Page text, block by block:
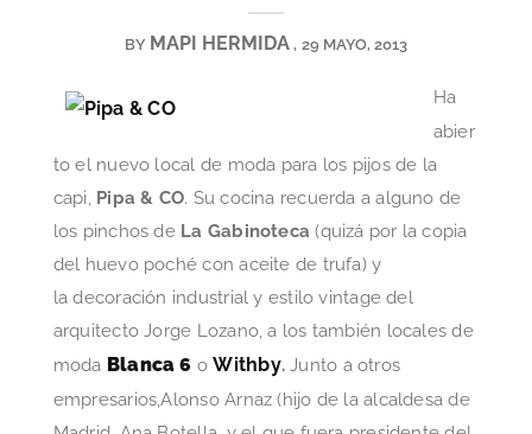
BY MAPI HERMIDA 29 MAYO, 2013
Ha
abier
to el nuevo local de moda para los pijos de la
capi, Pipa & CO. Su cocina recuerda a alguno de
los pinchos de La Gabinoteca(quizá por la copia
del huevo poché con aceite de trufa) y
la decoración industrial y estilo vintage del
arquitecto Jorge Lozano, a los también locales de
moda Blanca 6 oWithby.Junto a otros
empresarios,Alonso Arnaz (hijo de la alcaldesa de